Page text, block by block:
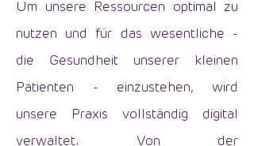
Um unsere Ressourcen optimal zu
nutzen und für das wesentliche -
die Gesundheit unserer kleinen
Patienten - einzustehen, wird
unsere Praxis vollständig digital
verwaltet. Von der